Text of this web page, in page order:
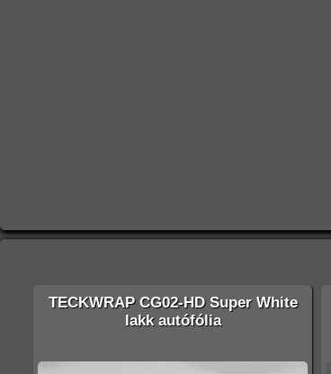
TECKWRAP CG02-HD Super White
lakk autófólia